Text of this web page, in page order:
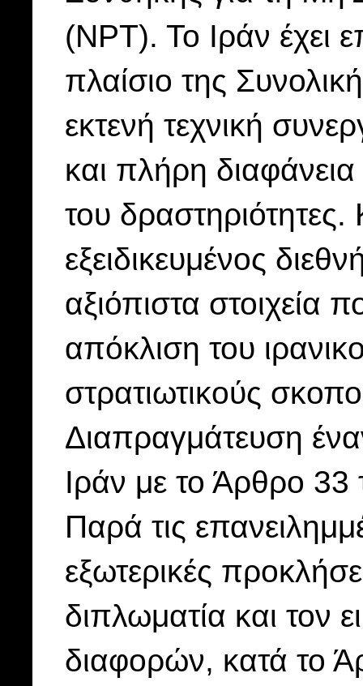
(NPT). Το Ιράν έχει
πλαίσιο της
εκτενή τεχνική
και πλήρη διαφάνεια
του
εξειδικευμένος
αξιόπιστα στοιχεία
απόκλιση του
στρατιωτικούς
Διαπραγμάτευση
Ιράν με το Άρθρο
Παρά τις
εξωτερικές
διπλωματία και τον
διαφορών, κατά το